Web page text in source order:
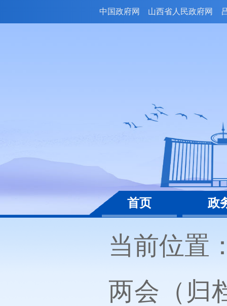
中国政府网 山西省人民政府网
首页 政
当前位置
两会（归